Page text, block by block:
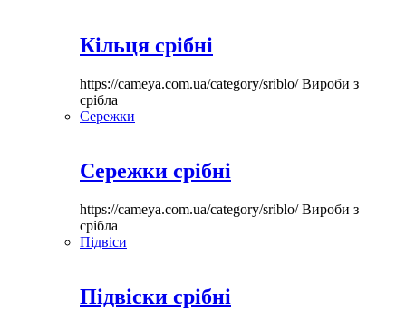
Кільця срібні
https://cameya.com.ua/category/sriblo/Вироби з
срібла
Сережки
Сережки срібні
https://cameya.com.ua/category/sriblo/Вироби з
срібла
Підвіси
Підвіски срібні